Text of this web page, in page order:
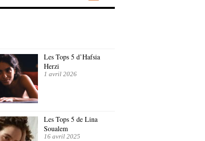
Les Tops 5 d’Hafsia
Herzi
1 avril 2026
Les Tops 5 de Lina
Soualem
16 avril 2025